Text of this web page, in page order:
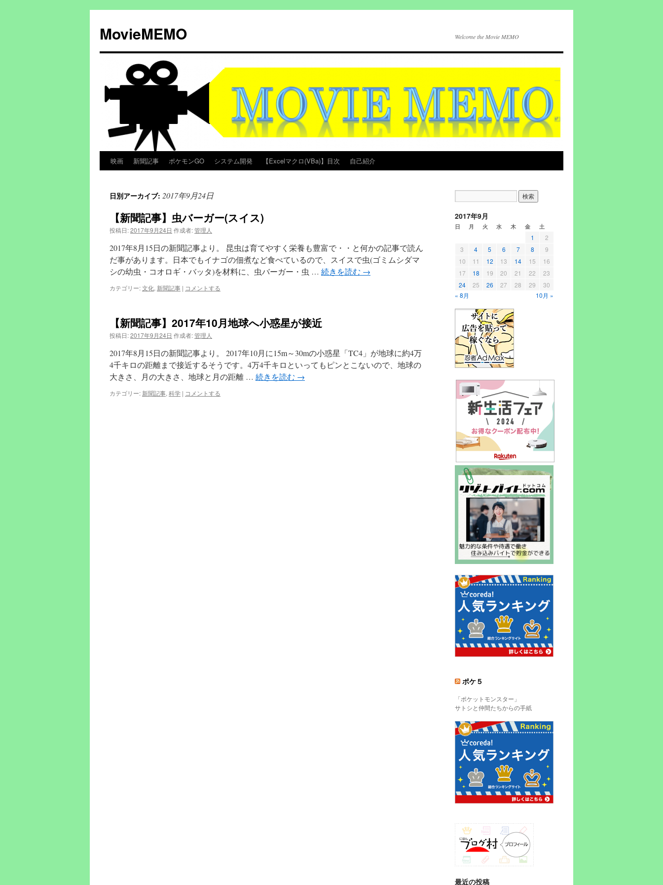
テ
ン
ッ
MovieMEMO Welcome the Movie MEMO
映画 新聞記事 ポケモンGO システム開発 【Excelマクロ(VBa)】目次 自己紹介
日別アーカイブ: 2017年9月24日
【新聞記事】虫バーガー(スイス)
投稿日:2017年9月24日 作成者:管理人
2017年8月15日の新聞記事より。 昆虫は育てやすく栄養も豊富で・・と何かの記事で読ん
だ事があります。日本でもイナゴの佃煮など食べているので、スイスで虫(ゴミムシダマ
シの幼虫・コオロギ・バッタ)を材料に、虫バーガー・虫 … 続きを読む →
カテゴリー:文化, 新聞記事 | コメントする
【新聞記事】2017年10月地球へ小惑星が接近
投稿日:2017年9月24日 作成者:管理人
2017年8月15日の新聞記事より。 2017年10月に15m～30mの小惑星「TC4」が地球に約4万
4千キロの距離まで接近するそうです。4万4千キロといってもピンとこないので、地球の
大きさ、月の大きさ、地球と月の距離 … 続きを読む →
カテゴリー: 新聞記事, 科学 | コメントする
2017年9月
日 月 火 水 木 金 土
1
2
3
4 5 6 7 8
9
10
11 12 13 14 15
16
17
18 19 20 21 22
23
24
25 26 27 28 29
30
« 8月
10月 »
ポケ５
「ポケットモンスター」
サトシと仲間たちからの手紙
最近の投稿